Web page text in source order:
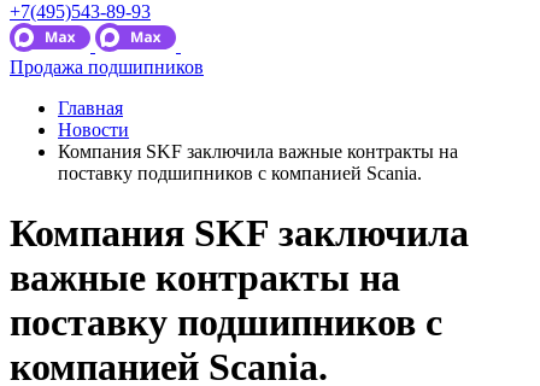
+7(495)543-89-93
Продажа подшипников
Главная
Новости
Компания SKF заключила важные контракты на
поставку подшипников с компанией Scania.
Компания SKF заключила
важные контракты на
поставку подшипников с
компанией Scania.